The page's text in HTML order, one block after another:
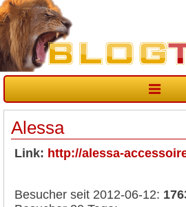
Alessa
Link: http://alessa-
Besucher seit 2012-06-12: